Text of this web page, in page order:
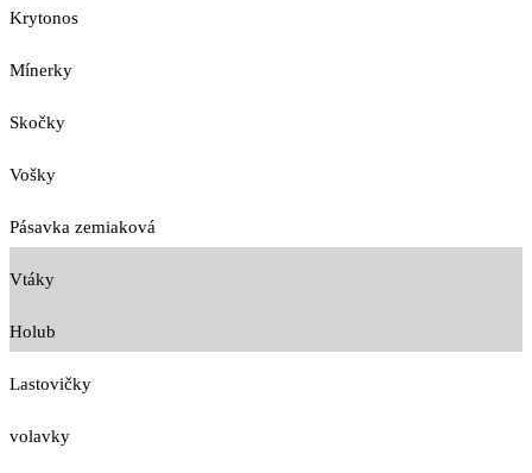
Krytonos
Mínerky
Skočky
Vošky
Pásavka zemiaková
Vtáky
Holub
Lastovičky
volavky